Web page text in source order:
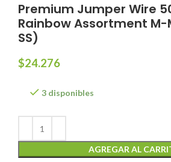
Premium Jumper Wire
Rainbow Assortment M-
SS)
$24.276
3 disponibles
AGREGAR AL